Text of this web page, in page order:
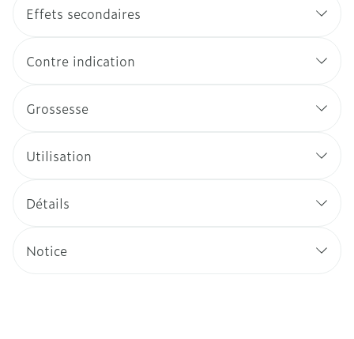
Effets secondaires
Contre indication
Grossesse
Utilisation
Détails
Notice